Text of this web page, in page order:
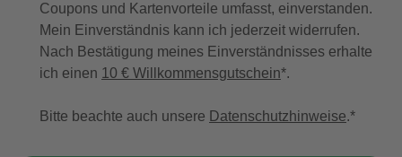
Coupons und Kartenvorteile umfasst, einverstanden.
Mein Einverständnis kann ich jederzeit widerrufen.
Nach Bestätigung meines Einverständnisses erhalte
ich einen 10 € Willkommensgutschein*.
Bitte beachte auch unsere Datenschutzhinweise.